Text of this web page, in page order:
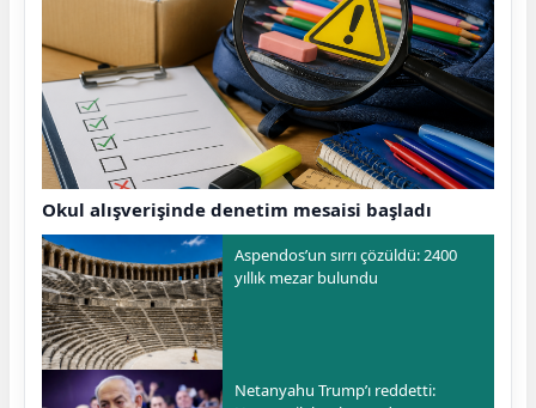
Okul alışverişinde denetim mesaisi başladı
Aspendos’un sırrı çözüldü: 2400
yıllık mezar bulundu
Netanyahu Trump’ı reddetti: